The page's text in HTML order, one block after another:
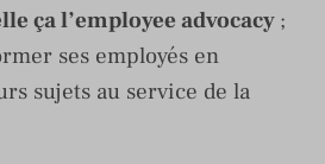
ça l’employee advocacy ;
ses employés en
sujets au service de la